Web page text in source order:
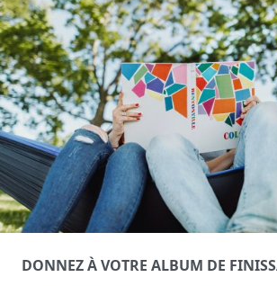
DONNEZ À VOTRE ALBUM DE